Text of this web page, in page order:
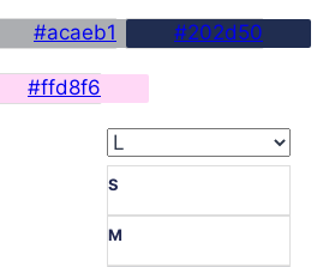
#acaeb1 #202d50
#ffd8f6
S
M